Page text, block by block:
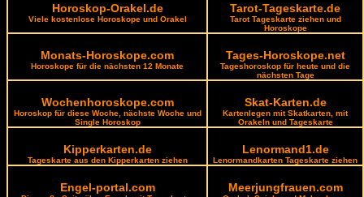
Horoskop-Orakel.de
Viele kostenlose Horoskope und Orakel
Tarot-Tageskarte.de
Tarot Tageskarte ziehen und
Horoskope
Monats-Horoskope.com
Horoskope für die nächsten 12 Monate
Tages-Horoskope.net
Tageshoroskop für heute und die
nächsten Tage
Wochenhoroskope.com
Horoskop für diese Woche, nächste Woche und
Single Horoskop
Skat-Karten.de
Kartenlegen mit Skatkarten, mit
Orakeln und Tageskarte
Kipperkarten.de
Tageskarte aus den Kipperkarten ziehen
Lenormand1.de
Lenormandkarten Tageskarte ziehen
Engel-portal.com Meerjungfrauen.com